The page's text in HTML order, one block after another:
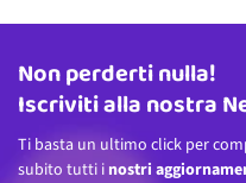
Indirizzo email
Non perderti nulla!
Iscriviti alla nostra
Ti basta un ultimo click per
subito tutti i nostri